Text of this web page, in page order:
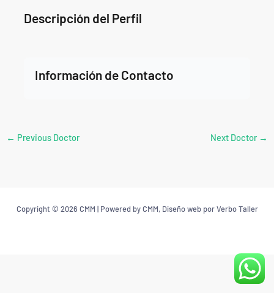
Información de Contacto
Descripción del Perfil
← Previous Doctor Next Doctor →
Copyright © 2026 CMM | Powered by CMM, Diseño web por Verbo Taller